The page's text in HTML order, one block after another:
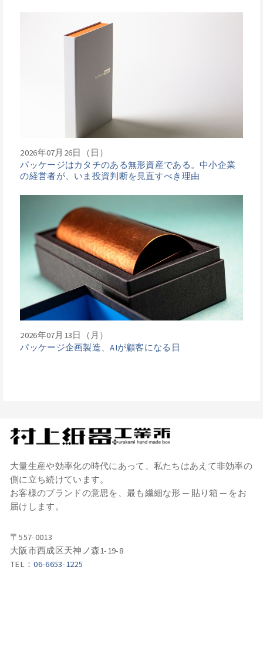
2026年07月26日（日）
パッケージはカタチのある無形資産である。中小企業
の経営者が、いま投資判断を見直すべき理由
2026年07月13日（月）
パッケージ企画製造、AIが顧客になる日
大量生産や効率化の時代にあって、私たちはあえて非効率の
側に立ち続けています。
お客様のブランドの意思を、最も繊細な形 ─ 貼り箱 ─ をお
届けします。
〒557-0013
大阪市西成区天神ノ森1-19-8
TEL：06-6653-1225